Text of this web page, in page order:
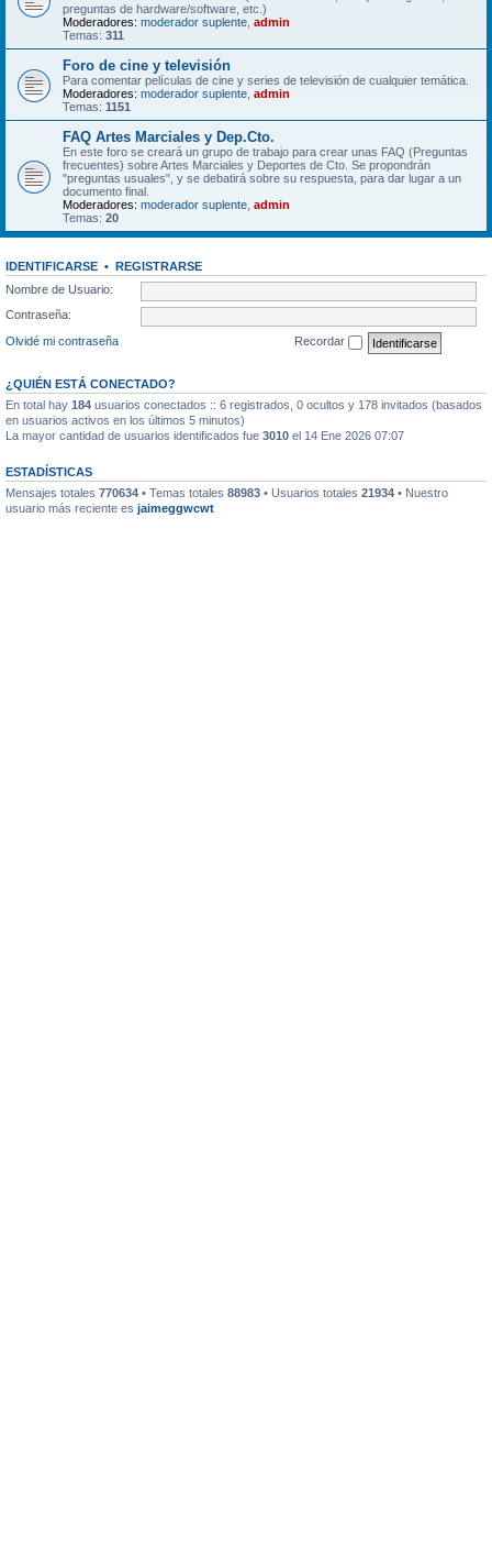
preguntas de hardware/software, etc.)
Moderadores: moderador suplente admin
Temas: 311
Foro de cine y televisión
Para comentar películas de cine y series de televisión de cualquier temática.
Moderadores: moderador suplente admin
Temas: 1151
FAQ Artes Marciales y Dep.Cto.
En este foro se creará un grupo de trabajo para crear unas FAQ (Preguntas
frecuentes) sobre Artes Marciales y Deportes de Cto. Se propondrán
"preguntas usuales", y se debatirá sobre su respuesta, para dar lugar a un
documento final.
Moderadores: moderador suplente admin
Temas: 20
IDENTIFICARSE • REGISTRARSE
Nombre de Usuario:
Contraseña:
Olvidé mi contraseña
Recordar
¿QUIÉN ESTÁ CONECTADO?
En total hay 184 usuarios conectados :: 6 registrados, 0 ocultos y 178 invitados (basados
en usuarios activos en los últimos 5 minutos)
La mayor cantidad de usuarios identificados fue 3010 el 14 Ene 2026 07:07
ESTADÍSTICAS
Mensajes totales 770634 • Temas totales 88983 • Usuarios totales 21934 • Nuestro
usuario más reciente es jaimeggwcwt